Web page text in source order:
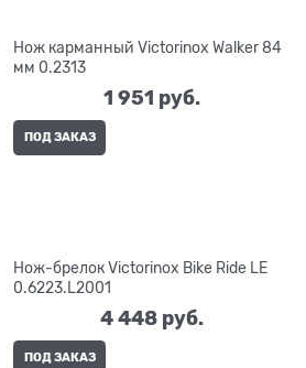
Нож карманный Victorinox Walker 84
мм 0.2313
1 951 руб.
ПОД ЗАКАЗ
Нож-брелок Victorinox Bike Ride LE
0.6223.L2001
4 448 руб.
ПОД ЗАКАЗ